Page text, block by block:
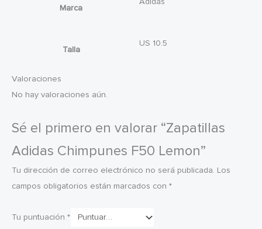
Marca
Talla
US 10.5
Valoraciones
No hay valoraciones aún.
Sé el primero en valorar “Zapatillas
Adidas Chimpunes F50 Lemon”
Tu dirección de correo electrónico no será publicada. Los
campos obligatorios están marcados con *
Tu puntuación *